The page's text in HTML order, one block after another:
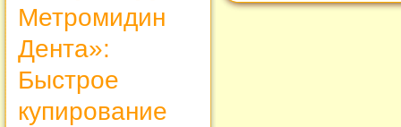
Метромидин
Дента»:
Быстрое
купирование